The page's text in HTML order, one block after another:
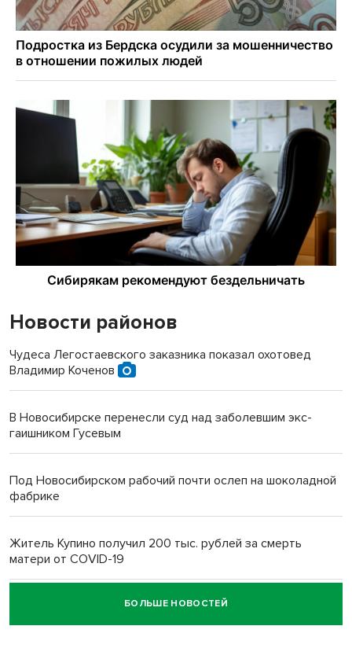
Новости районов
Чудеса Легостаевского заказника показал охотовед
Владимир Коченов
В Новосибирске перенесли суд над заболевшим экс-
гаишником Гусевым
Под Новосибирском рабочий почти ослеп на шоколадной
фабрике
Житель Купино получил 200 тыс. рублей за смерть
матери от COVID-19
Новосибирский суд наказал водителя за смерть
пенсионерки на вокзале
БОЛЬШЕ НОВОСТЕЙ